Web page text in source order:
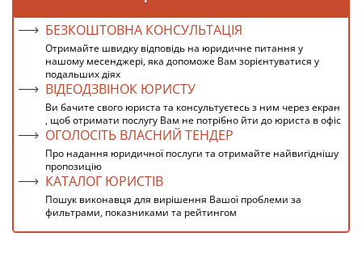
БЕЗКОШТОВНА КОНСУЛЬТАЦІЯ
Отримайте швидку відповідь на юридичне питання у
нашому месенджері, яка допоможе Вам зорієнтуватися у
подальших діях
ВІДЕОДЗВІНОК ЮРИСТУ
Ви бачите свого юриста та консультуєтесь з ним через екран
, щоб отримати послугу Вам не потрібно йти до юриста в офіс
ОГОЛОСІТЬ ВЛАСНИЙ ТЕНДЕР
Про надання юридичної послуги та отримайте найвигіднішу
пропозицію
КАТАЛОГ ЮРИСТІВ
Пошук виконавця для вирішення Вашої проблеми за
фильтрами, показниками та рейтингом